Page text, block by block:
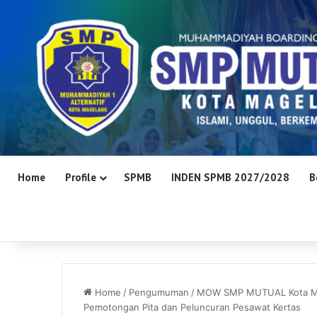
Home Profile SPMB INDEN SPMB 2027/2028
Home / Pengumuman / MOW SMP MUTUAL Kota
Pemotongan Pita dan Peluncuran Pesawat Kertas